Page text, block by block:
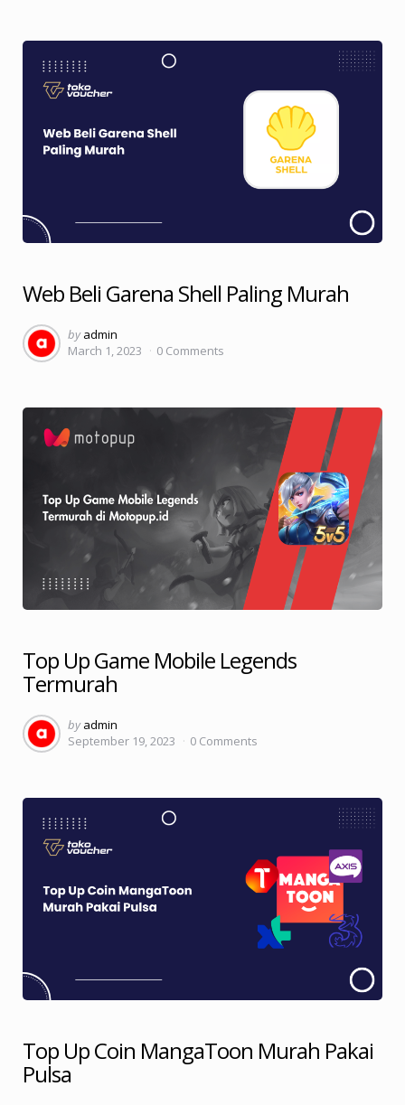
Web Beli Garena Shell Paling Murah
Posted
by
by admin
March 1, 2023
0 Comments
Top Up Game Mobile Legends
Termurah
Posted
by
by admin
September 19, 2023
0 Comments
Top Up Coin MangaToon Murah Pakai
Pulsa